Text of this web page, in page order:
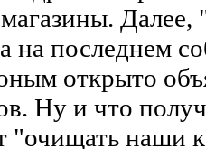
на последнем
открыто
Ну и что
"очищать наши